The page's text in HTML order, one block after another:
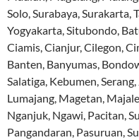
Solo, Surabaya, Surakarta,
Yogyakarta, Situbondo,
Ciamis, Cianjur, Cilegon,
Banten, Banyumas,
Salatiga, Kebumen,
Lumajang, Magetan,
Nganjuk, Ngawi, Pacitan,
Pangandaran, Pasuruan,